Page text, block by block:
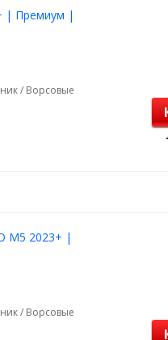
| Премиум |
/ Ворсовые
M5 2023+ |
/ Ворсовые